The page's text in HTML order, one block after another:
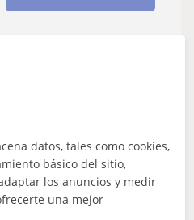
1ª clase gratis
datos, tales como cookies,
básico del sitio,
los anuncios y medir
una mejor